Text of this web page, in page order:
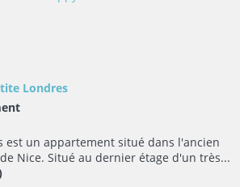
Londres
est un appartement situé dans l'ancien
Nice. Situé au dernier étage d'un très...